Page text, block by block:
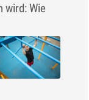
wird: Wie